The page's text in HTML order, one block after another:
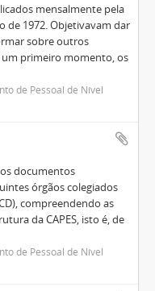
mensalmente pela
de 1972. Objetivavam dar
sobre outros
primeiro momento, os
de Pessoal de Nível
documentos
órgãos colegiados
compreendendo as
da CAPES, isto é, de
de Pessoal de Nível